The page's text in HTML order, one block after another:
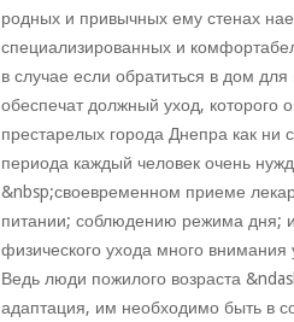
родных и привычных ему стенах
специализированных и
в случае если обратиться в дом
обеспечат должный уход, которого
престарелых города Днепра как ни
периода каждый человек очень
&nbsp;своевременном приеме
питании; соблюдению режима дня;
физического ухода много
Ведь люди пожилого возраста
адаптация, им необходимо быть в